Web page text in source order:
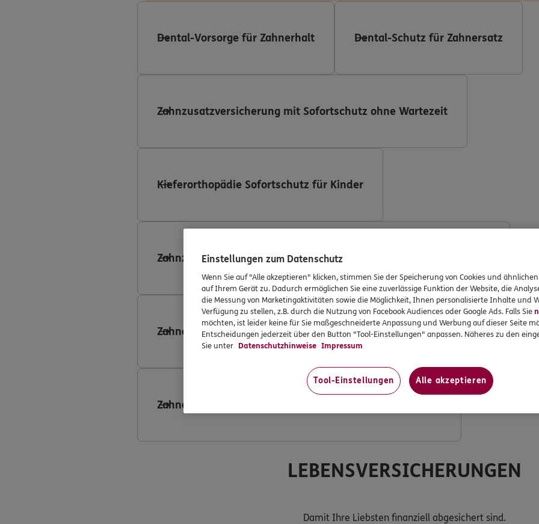
Dental-Vorsorge für Zahnerhalt Dental-Schutz für Zahnersatz
Zahnzusatzversicherung mit Sofortschutz ohne Wartezeit
Kieferorthopädie Sofortschutz für Kinder
Zahnzusatzversicherung (DKV Deutsche Krankenversicherung AG)
Zahnersatzversicherung mit Implantaten
Zahnersatzversicherung mit verdoppeltem Festzuschuss
LEBENSVERSICHERUNGEN
Damit Ihre Liebsten finanziell abgesichert sind.
Einstellungen zum Datenschutz
Wenn Sie auf "Alle akzeptieren" klicken, stimmen Sie der Speicherung von Cookies und
auf Ihrem Gerät zu. Dadurch ermöglichen Sie eine zuverlässige Funktion der Website, die
die Messung von Marketingaktivitäten sowie die Möglichkeit, Ihnen personalisierte Inhalte und
Verfügung zu stellen, z.B. durch die Nutzung von Facebook Audiences oder Google Ads. Falls Sie
möchten, ist leider keine für Sie maßgeschneiderte Anpassung und Werbung auf dieser Seite
Entscheidungen jederzeit über den Button "Tool-Einstellungen" anpassen. Näheres zu den
Sie unter Datenschutzhinweise Impressum
Tool-Einstellungen Alle akzeptieren